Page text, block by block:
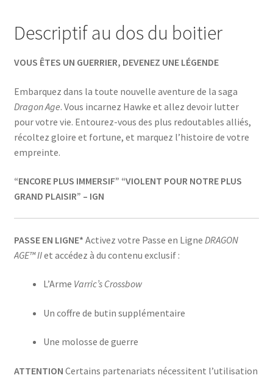
Descriptif au dos du boitier
VOUS ÊTES UN GUERRIER, DEVENEZ UNE LÉGENDE
Embarquez dans la toute nouvelle aventure de la saga
Dragon Age. Vous incarnez Hawke et allez devoir lutter
pour votre vie. Entourez-vous des plus redoutables alliés,
récoltez gloire et fortune, et marquez l’histoire de votre
empreinte.
“ENCORE PLUS IMMERSIF” “VIOLENT POUR NOTRE PLUS
GRAND PLAISIR” – IGN
PASSE EN LIGNE* Activez votre Passe en Ligne DRAGON
AGE™ IIet accédez à du contenu exclusif :
L’Arme Varric’s Crossbow
Un coffre de butin supplémentaire
Une molosse de guerre
ATTENTION Certains partenariats nécessitent l’utilisation